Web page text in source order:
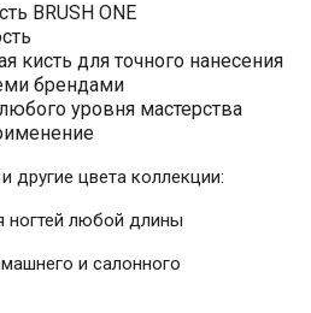
BRUSH ONE
кисть для точного нанесения
брендами
уровня мастерства
другие цвета коллекции:
ногтей любой длины
и салонного